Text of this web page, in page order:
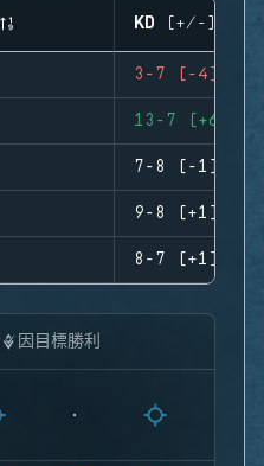
KD (+/-)
3-7 (-4)
13-7 (+6)
7-8 (-1)
9-8 (+1)
8-7 (+1)
因目標勝利